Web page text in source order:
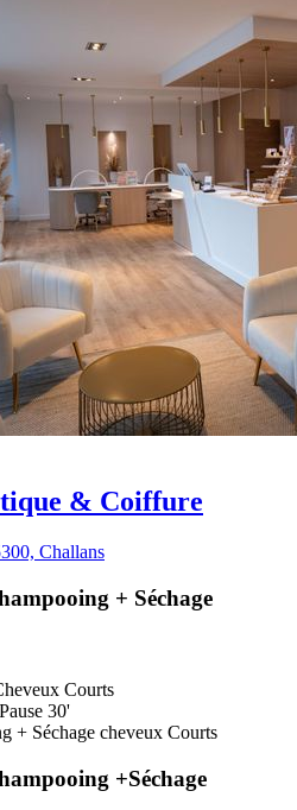
& Coiffure
Challans
+ Séchage
Courts
30'
+ Séchage cheveux Courts
+Séchage